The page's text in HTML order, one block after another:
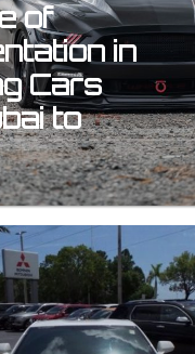
of
in
Cars
to